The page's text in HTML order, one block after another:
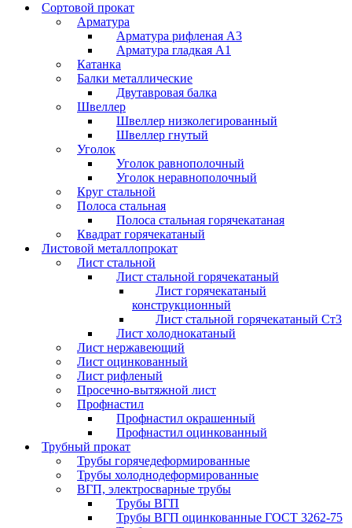
Сортовой прокат
Арматура
Арматура рифленая А3
Арматура гладкая А1
Катанка
Балки металлические
Двутавровая балка
Швеллер
Швеллер низколегированный
Швеллер гнутый
Уголок
Уголок равнополочный
Уголок неравнополочный
Круг стальной
Полоса стальная
Полоса стальная горячекатаная
Квадрат горячекатаный
Листовой металлопрокат
Лист стальной
Лист стальной горячекатаный
Лист горячекатаный
конструкционный
Лист стальной горячекатаный Ст3
Лист холоднокатаный
Лист нержавеющий
Лист оцинкованный
Лист рифленый
Просечно-вытяжной лист
Профнастил
Профнастил окрашенный
Профнастил оцинкованный
Трубный прокат
Трубы горячедеформированные
Трубы холоднодеформированные
ВГП, электросварные трубы
Трубы ВГП
Трубы ВГП оцинкованные ГОСТ 3262-75